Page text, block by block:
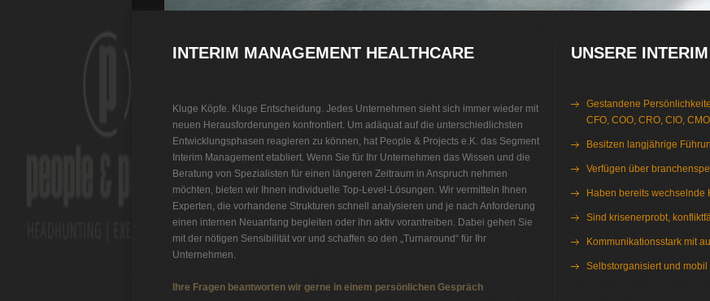
INTERIM MANAGEMENT HEALTHCARE
Kluge Köpfe. Kluge Entscheidung. Jedes Unternehmen sieht sich immer wieder mit
neuen Herausforderungen konfrontiert. Um adäquat auf die unterschiedlichsten
Entwicklungsphasen reagieren zu können, hat People & Projects e.K. das Segment
Interim Management etabliert. Wenn Sie für Ihr Unternehmen das Wissen und die
Beratung von Spezialisten für einen längeren Zeitraum in Anspruch nehmen
möchten, bieten wir Ihnen individuelle Top-Level-Lösungen. Wir vermitteln Ihnen
Experten, die vorhandene Strukturen schnell analysieren und je nach Anforderung
einen internen Neuanfang begleiten oder ihn aktiv vorantreiben. Dabei gehen Sie
mit der nötigen Sensibilität vor und schaffen so den „Turnaround“ für Ihr
Unternehmen.
Ihre Fragen beantworten wir gerne in einem persönlichen Gespräch
UNSERE
Gestandene
CFO, COO, CRO, CIO,
Besitzen langjährige
Verfügen über
Haben bereits wechselnde
Sind krisenerprobt,
Kommunikationsstark mit
Selbstorganisiert und mobil